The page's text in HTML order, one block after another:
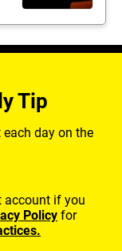
Tip
day on the
account if you
Policy for